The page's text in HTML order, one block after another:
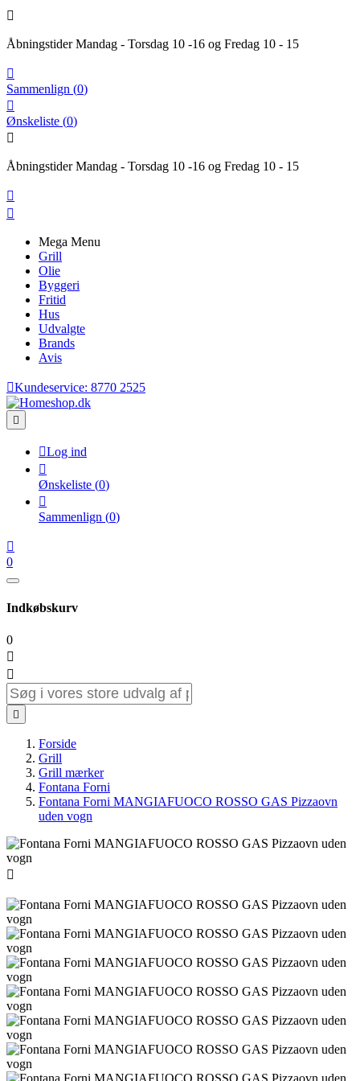

Åbningstider Mandag - Torsdag 10 -16 og Fredag 10 - 15

Sammenlign (0)

Ønskeliste (0)

Åbningstider Mandag - Torsdag 10 -16 og Fredag 10 - 15


Mega Menu
Grill
Olie
Byggeri
Fritid
Hus
Udvalgte
Brands
Avis
Kundeservice: 8770 2525

Log ind

Ønskeliste (0)

Sammenlign (0)

0
Indkøbskurv
0



Forside
Grill
Grill mærker
Fontana Forni
Fontana Forni MANGIAFUOCO ROSSO GAS Pizzaovn
uden vogn
